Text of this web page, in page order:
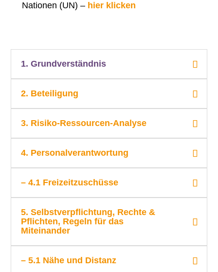
Nationen (UN) – hier klicken
1. Grundverständnis
2. Beteiligung
3. Risiko-Ressourcen-Analyse
4. Personalverantwortung
– 4.1 Freizeitzuschüsse
5. Selbstverpflichtung, Rechte &
Pflichten, Regeln für das
Miteinander
– 5.1 Nähe und Distanz